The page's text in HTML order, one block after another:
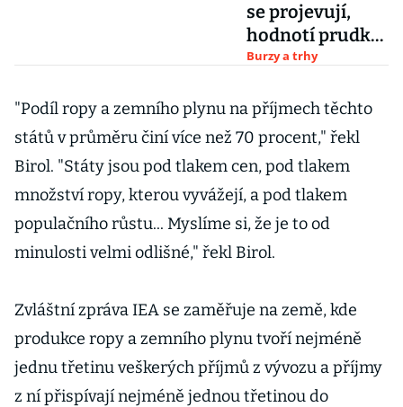
se projevují,
hodnotí prudký
propad
akcií analytik
Burzy a trhy
"Podíl ropy a zemního plynu na příjmech těchto
států v průměru činí více než 70 procent," řekl
Birol. "Státy jsou pod tlakem cen, pod tlakem
množství ropy, kterou vyvážejí, a pod tlakem
populačního růstu... Myslíme si, že je to od
minulosti velmi odlišné," řekl Birol.
Zvláštní zpráva IEA se zaměřuje na země, kde
produkce ropy a zemního plynu tvoří nejméně
jednu třetinu veškerých příjmů z vývozu a příjmy
z ní přispívají nejméně jednou třetinou do